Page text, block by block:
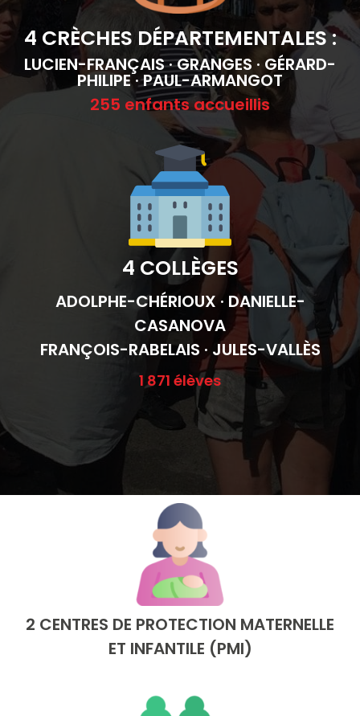
4 CRÈCHES DÉPARTEMENTALES :
LUCIEN-FRANÇAIS · GRANGES · GÉRARD-
PHILIPE · PAUL-ARMANGOT
255 enfants accueillis
4 COLLÈGES
ADOLPHE-CHÉRIOUX · DANIELLE-
CASANOVA
FRANÇOIS-RABELAIS · JULES-VALLÈS
1 871 élèves
2 CENTRES DE PROTECTION MATERNELLE
ET INFANTILE (PMI)